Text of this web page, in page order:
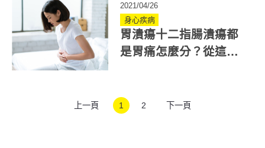
2021/04/26
身心疾病
胃潰瘍十二指腸潰瘍都
是胃痛怎麼分？從這點
上一頁 1 2 下一頁